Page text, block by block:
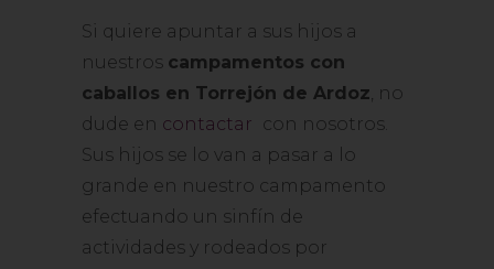
Si quiere apuntar a sus hijos a
nuestros campamentos con
caballos en Torrejón de Ardoz, no
dude en contactar con nosotros.
Sus hijos se lo van a pasar a lo
grande en nuestro campamento
efectuando un sinfín de
actividades y rodeados por